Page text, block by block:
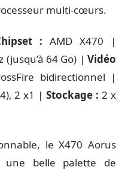
multi-cœurs.
: AMD X470 |
(jusqu’à 64 Go) |Vidéo
bidirectionnel |
2 x1 |Stockage : 2 x
le X470 Aorus
une belle palette de